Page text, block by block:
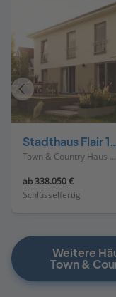
Stadthaus
Town & Country Haus Deutschland
ab 338.050 €
Schlüsselfertig
Vorheriges
Haus
Weitere
Town &